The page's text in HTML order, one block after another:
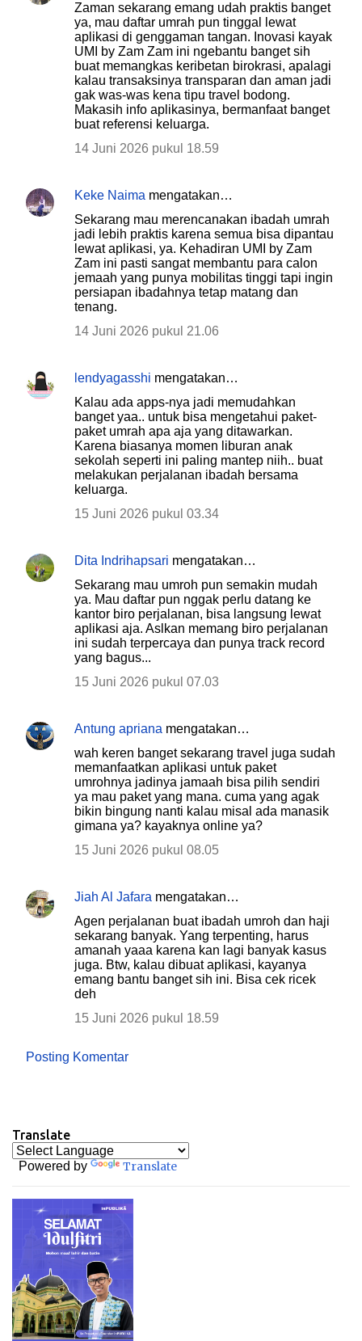
Zaman sekarang emang udah praktis banget
ya, mau daftar umrah pun tinggal lewat
aplikasi di genggaman tangan. Inovasi kayak
UMI by Zam Zam ini ngebantu banget sih
buat memangkas keribetan birokrasi, apalagi
kalau transaksinya transparan dan aman jadi
gak was-was kena tipu travel bodong.
Makasih info aplikasinya, bermanfaat banget
buat referensi keluarga.
14 Juni 2026 pukul 18.59
Keke Naima mengatakan…
Sekarang mau merencanakan ibadah umrah
jadi lebih praktis karena semua bisa dipantau
lewat aplikasi, ya. Kehadiran UMI by Zam
Zam ini pasti sangat membantu para calon
jemaah yang punya mobilitas tinggi tapi ingin
persiapan ibadahnya tetap matang dan
tenang.
14 Juni 2026 pukul 21.06
lendyagasshi mengatakan…
Kalau ada apps-nya jadi memudahkan
banget yaa.. untuk bisa mengetahui paket-
paket umrah apa aja yang ditawarkan.
Karena biasanya momen liburan anak
sekolah seperti ini paling mantep niih.. buat
melakukan perjalanan ibadah bersama
keluarga.
15 Juni 2026 pukul 03.34
Dita Indrihapsari mengatakan…
Sekarang mau umroh pun semakin mudah
ya. Mau daftar pun nggak perlu datang ke
kantor biro perjalanan, bisa langsung lewat
aplikasi aja. Aslkan memang biro perjalanan
ini sudah terpercaya dan punya track record
yang bagus...
15 Juni 2026 pukul 07.03
Antung apriana mengatakan…
wah keren banget sekarang travel juga sudah
memanfaatkan aplikasi untuk paket
umrohnya jadinya jamaah bisa pilih sendiri
ya mau paket yang mana. cuma yang agak
bikin bingung nanti kalau misal ada manasik
gimana ya? kayaknya online ya?
15 Juni 2026 pukul 08.05
Jiah Al Jafara mengatakan…
Agen perjalanan buat ibadah umroh dan haji
sekarang banyak. Yang terpenting, harus
amanah yaaa karena kan lagi banyak kasus
juga. Btw, kalau dibuat aplikasi, kayanya
emang bantu banget sih ini. Bisa cek ricek
deh
15 Juni 2026 pukul 18.59
Posting Komentar
Translate
Powered by Translate